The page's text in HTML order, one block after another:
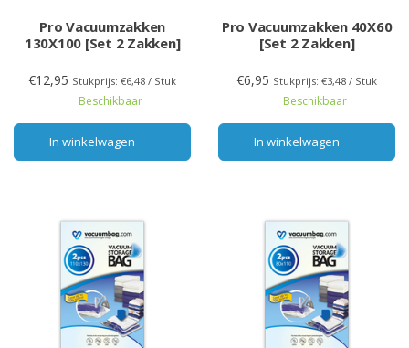
Pro Vacuumzakken
130X100 [Set 2 Zakken]
€12,95 Stukprijs: €6,48 / Stuk
Beschikbaar
In winkelwagen
Pro Vacuumzakken 40X60
[Set 2 Zakken]
€6,95 Stukprijs: €3,48 / Stuk
Beschikbaar
In winkelwagen